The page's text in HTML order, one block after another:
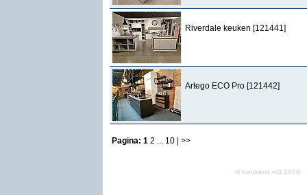
Riverdale keuken [121441]
Artego ECO Pro [121442]
Pagina: 1 2 ... 10 | >>
© Keukens.nl3